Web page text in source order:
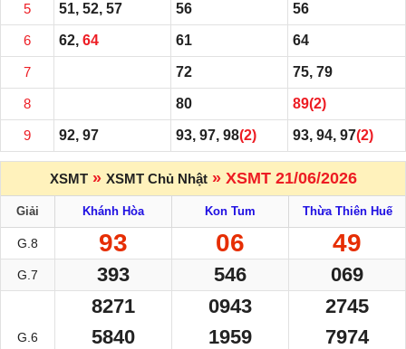
5 51, 52, 57 56 56
6 62, 64 61 64
7 72 75, 79
8 80 89(2)
9 92, 97 93, 97, 98(2) 93, 94, 97(2)
XSMT» XSMT Chủ Nhật» XSMT 21/06/2026
Giải Khánh Hòa Kon Tum Thừa Thiên Huế
G.8 93 06 49
G.7 393 546 069
G.6
8271
5840
0943
1959
2745
7974